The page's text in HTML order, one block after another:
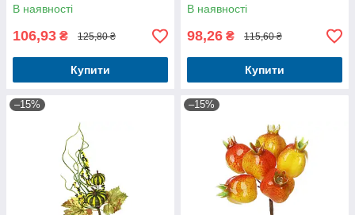
В наявності
106,93 ₴ 125,80 ₴
Купити
помаранчева
В наявності
98,26 ₴ 115,60 ₴
Купити
–15% –15%